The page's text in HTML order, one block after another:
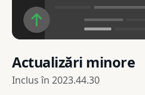
Actualizări minore
Inclus în 2023.44.30